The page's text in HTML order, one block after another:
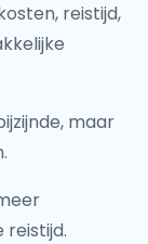
reistijd,
maar